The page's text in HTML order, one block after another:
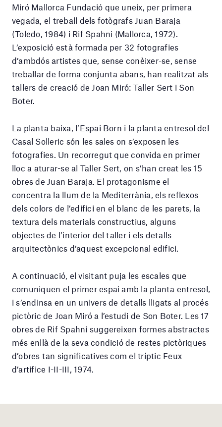
Miró Mallorca Fundació que uneix, per primera
vegada, el treball dels fotògrafs Juan Baraja
(Toledo, 1984) i Rif Spahni (Mallorca, 1972).
L’exposició està formada per 32 fotografies
d’ambdós artistes que, sense conèixer-se, sense
treballar de forma conjunta abans, han realitzat als
tallers de creació de Joan Miró: Taller Sert i Son
Boter.
La planta baixa, l’Espai Born i la planta entresol del
Casal Solleric són les sales on s’exposen les
fotografies. Un recorregut que convida en primer
lloc a aturar-se al Taller Sert, on s’han creat les 15
obres de Juan Baraja. El protagonisme el
concentra la llum de la Mediterrània, els reflexos
dels colors de l’edifici en el blanc de les parets, la
textura dels materials constructius, alguns
objectes de l’interior del taller i els detalls
arquitectònics d’aquest excepcional edifici.
A continuació, el visitant puja les escales que
comuniquen el primer espai amb la planta entresol,
i s’endinsa en un univers de detalls lligats al procés
pictòric de Joan Miró a l’estudi de Son Boter. Les 17
obres de Rif Spahni suggereixen formes abstractes
més enllà de la seva condició de restes pictòriques
d’obres tan significatives com el tríptic Feux
d’artifice I-II-III, 1974.